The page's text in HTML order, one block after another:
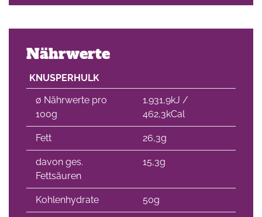
Nährwerte
KNUSPERHULK
∅ Nährwerte pro
100g
1.931,9kJ /
462,3kCal
Fett 26,3g
davon ges.
Fettsäuren
15,3g
Kohlenhydrate 50g